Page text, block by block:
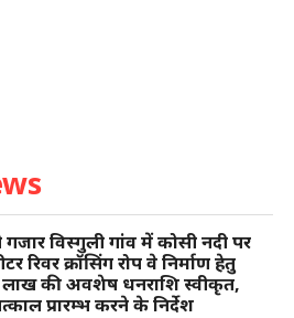
गजार विस्गुली गांव में कोसी नदी पर
रिवर क्रॉसिंग रोप वे निर्माण हेतु
लाख की अवशेष धनराशि स्वीकृत,
प्रारम्भ करने के निर्देश